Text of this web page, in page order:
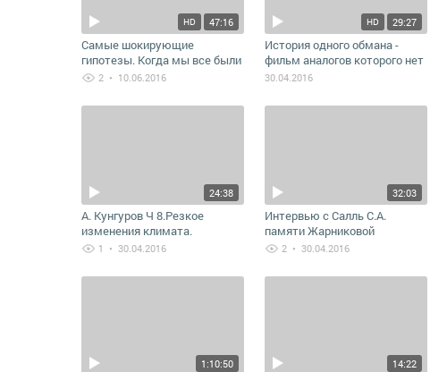
47:16
HD
Самые шокирующие
гипотезы. Когда мы все были
русскими
2 • 10.06.2016
29:27
HD
История одного обмана -
фильм аналогов которого нет
в мире
30.04.2016
24:38
А. Кунгуров Ч 8.Резкое
изменения климата.
Причины. Паровозы - шаг
18 века.
1 • 30.04.2016
32:03
Интервью с Салль С.А.
памяти Жарниковой
Светланы
2 • 30.04.2016
1:10:50 14:22